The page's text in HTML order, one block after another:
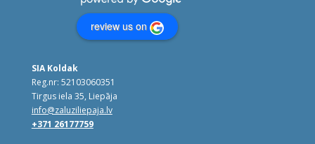
review us on
SIA Koldak
Reg.nr: 52103060351
Tirgus iela 35, Liepāja
info@zaluziliepaja.lv
+371 26177759